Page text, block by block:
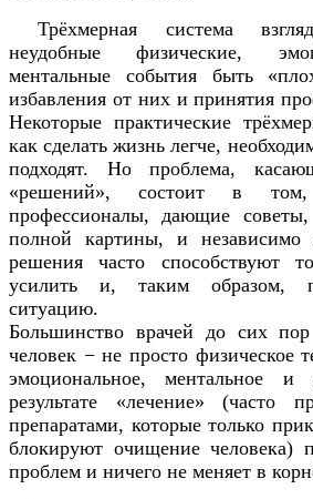
Трёхмерная система
неудобные физические,
ментальные события быть
избавления от них и принятия
Некоторые практические
как сделать жизнь легче,
подходят. Но проблема,
«решений», состоит в
профессионалы, дающие
полной картины, и независимо
решения часто способствуют
усилить и, таким образом,
ситуацию.
Большинство врачей до сих
человек − не просто физическое
эмоциональное, ментальное
результате «лечение» (часто
препаратами, которые только
блокируют очищение человека)
проблем и ничего не меняет в